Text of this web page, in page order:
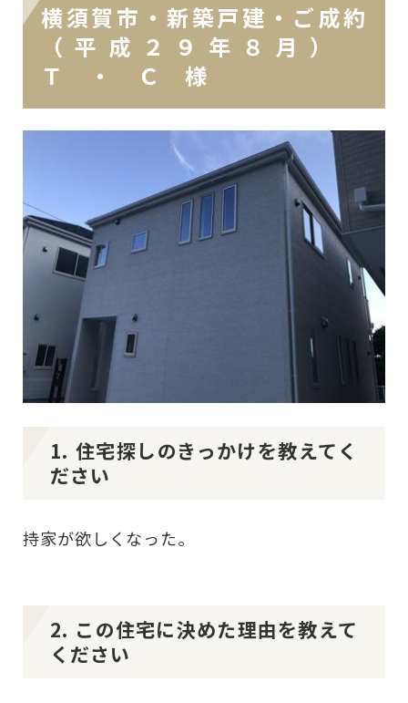
横須賀市・新築戸建・ご成約
（平成２９年８月）
Ｔ ・ Ｃ 様
1. 住宅探しのきっかけを教えてく
ださい
持家が欲しくなった。
2. この住宅に決めた理由を教えて
ください